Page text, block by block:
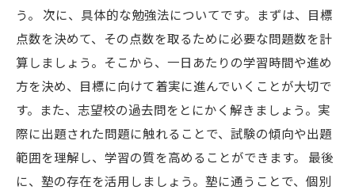
う。 次に、具体的な勉強法についてです。まずは、目標
点数を決めて、その点数を取るために必要な問題数を計
算しましょう。そこから、一日あたりの学習時間や進め
方を決め、目標に向けて着実に進んでいくことが大切で
す。また、志望校の過去問をとにかく解きましょう。実
際に出題された問題に触れることで、試験の傾向や出題
範囲を理解し、学習の質を高めることができます。 最後
に、塾の存在を活用しましょう。塾に通うことで、個別